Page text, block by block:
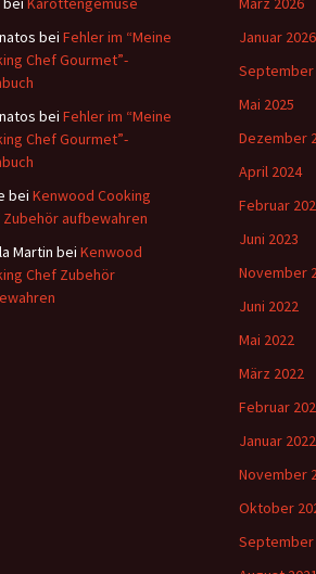
bei Fehler im “Meine
Chef Gourmet”-
bei Fehler im “Meine
Chef Gourmet”-
bei Kenwood Cooking
Zubehör aufbewahren
Martin bei Kenwood
Chef Zubehör
Januar 2026
September
Mai 2025
Dezember
April 2024
Februar
Juni 2023
November
Juni 2022
Mai 2022
März 2022
Februar
Januar 2022
November
Oktober
September